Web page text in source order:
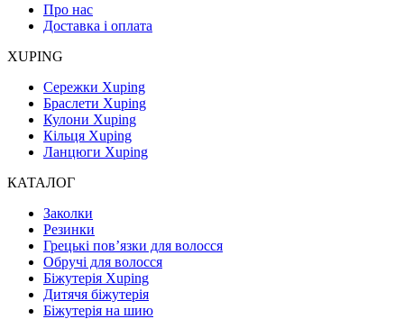
Про нас
Доставка і оплата
XUPING
Сережки Xuping
Браслети Xuping
Кулони Xuping
Кільця Xuping
Ланцюги Xuping
КАТАЛОГ
Заколки
Резинки
Грецькі пов’язки для волосся
Обручі для волосся
Біжутерія Xuping
Дитячя біжутерія
Біжутерія на шию